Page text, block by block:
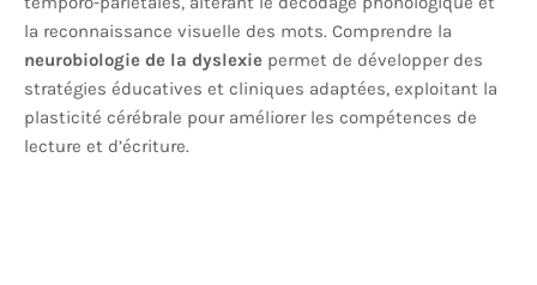
la reconnaissance visuelle des mots. Comprendre la
neurobiologie de la dyslexie permet de développer des
stratégies éducatives et cliniques adaptées, exploitant la
plasticité cérébrale pour améliorer les compétences de
lecture et d’écriture.